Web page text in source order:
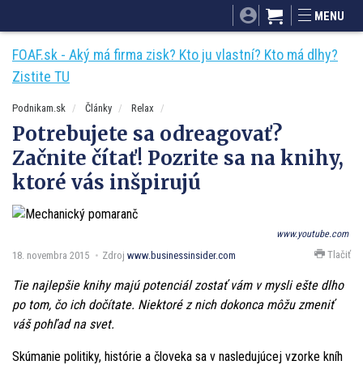
Mnamky-recepty.sk
MENU
FOAF.sk - Aký má firma zisk? Kto ju vlastní? Kto má dlhy?
Zistite TU
Podnikam.sk Články Relax
Potrebujete sa odreagovať?
Začnite čítať! Pozrite sa na knihy,
ktoré vás inšpirujú
www.youtube.com
18. novembra 2015 Zdroj www.businessinsider.com Tlačiť
Tie najlepšie knihy majú potenciál zostať vám v mysli ešte dlho
po tom, čo ich dočítate. Niektoré z nich dokonca môžu zmeniť
váš pohľad na svet.
Skúmanie politiky, histórie a človeka sa v nasledujúcej vzorke kníh